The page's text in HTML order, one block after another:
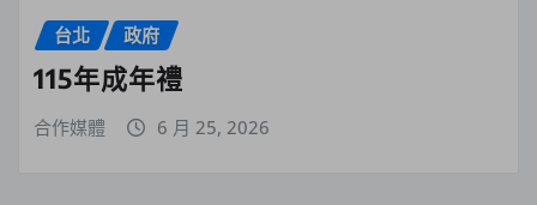
台北 政府
115年成年禮
合作媒體 6 月 25, 2026